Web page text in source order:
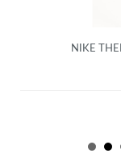
NIKE